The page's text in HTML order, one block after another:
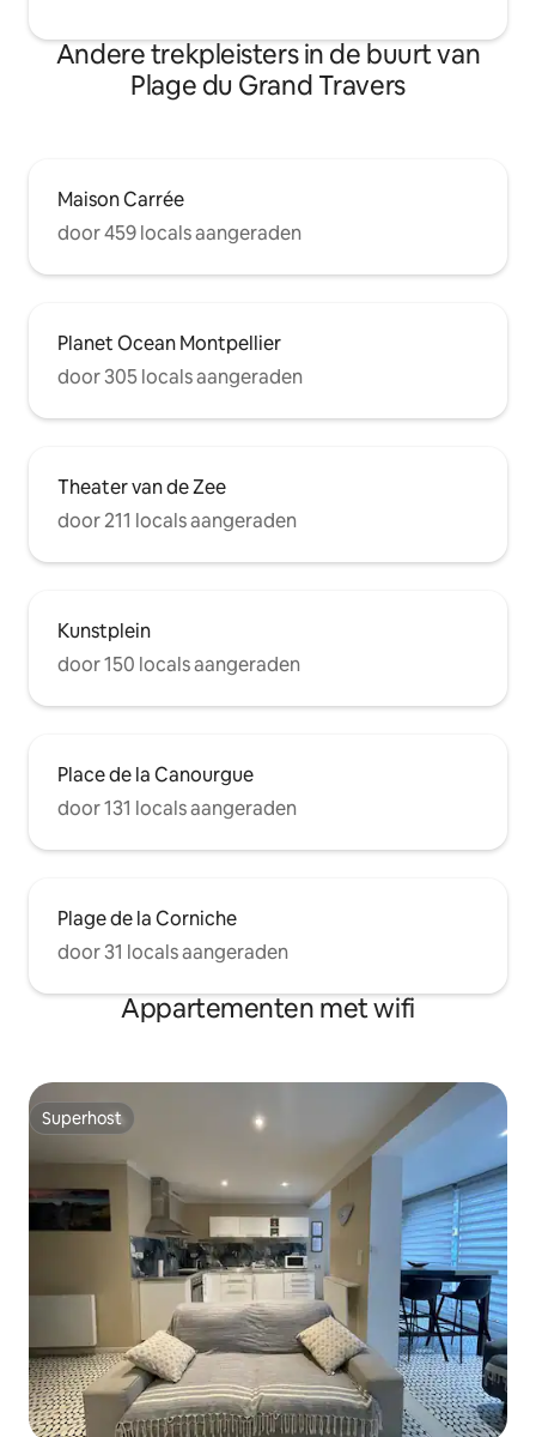
Andere trekpleisters in de buurt van
Plage du Grand Travers
Maison Carrée
door 459 locals aangeraden
Planet Ocean Montpellier
door 305 locals aangeraden
Theater van de Zee
door 211 locals aangeraden
Kunstplein
door 150 locals aangeraden
Place de la Canourgue
door 131 locals aangeraden
Plage de la Corniche
door 31 locals aangeraden
Appartementen met wifi
Superhost
Superhost